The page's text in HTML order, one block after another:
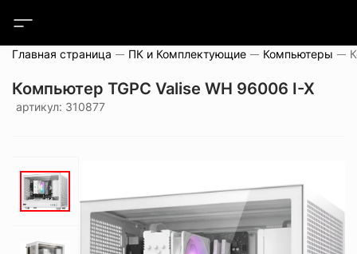
Главная страница ПК и Комплектующие Компьютеры
Компьютер TGPC Valise WH 96006 I-X
артикул: 310877